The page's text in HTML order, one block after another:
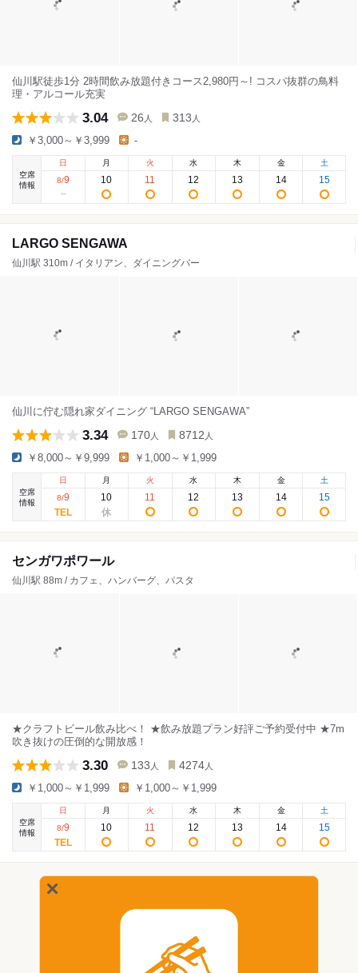
仙川駅徒歩1分 2時間飲み放題付きコース2,980円～! コスパ抜群の鳥料
理・アルコール充実
3.04 26 人 313 人
￥3,000～￥3,999 -
空席
情報
日
8/9
月
10
火
11
水
12
木
13
金
14
土
15
LARGO SENGAWA
仙川駅 310m / イタリアン、ダイニングバー
仙川に佇む隠れ家ダイニング “LARGO SENGAWA”
3.34 170 人 8712 人
￥8,000～￥9,999 ￥1,000～￥1,999
空席
情報
日
8/9
月
10
火
11
水
12
木
13
金
14
土
15
センガワポワール
仙川駅 88m / カフェ、ハンバーグ、パスタ
★クラフトビール飲み比べ！ ★飲み放題プラン好評ご予約受付中 ★7m
吹き抜けの圧倒的な開放感！
3.30 133 人 4274 人
￥1,000～￥1,999 ￥1,000～￥1,999
空席
情報
日
8/9
月
10
火
11
水
12
木
13
金
14
土
15